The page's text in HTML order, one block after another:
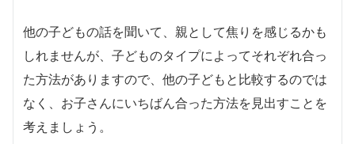
他の子どもの話を聞いて、親として焦りを感じるかも
しれませんが、子どものタイプによってそれぞれ合っ
た方法がありますので、他の子どもと比較するのでは
なく、お子さんにいちばん合った方法を見出すことを
考えましょう。